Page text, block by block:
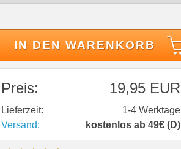
IN DEN WARENKORB
Preis: 19,95 EUR
Lieferzeit:
1-4 Werktage
Versand:
kostenlos ab 49€ (D)